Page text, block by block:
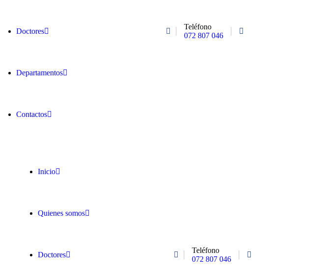
Doctores
Departamentos
Contactos
Teléfono
072 807 046
Inicio
Quienes somos
Doctores
Teléfono
072 807 046